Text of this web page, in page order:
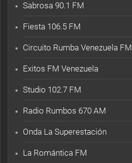
Sabrosa 90.1 FM
Fiesta 106.5 FM
Circuito Rumba Venezuela FM
Exitos FM Venezuela
Studio 102.7 FM
Radio Rumbos 670 AM
Onda La Superestación
La Romántica FM